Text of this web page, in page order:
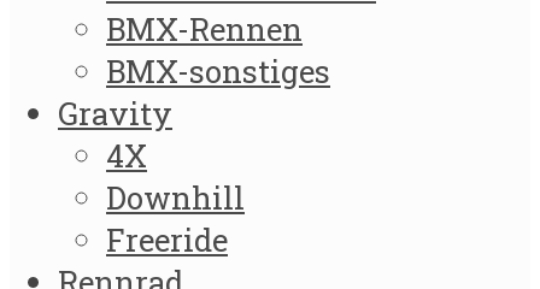
BMX-Rennen
BMX-sonstiges
Gravity
4X
Downhill
Freeride